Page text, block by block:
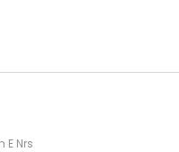
Nrs